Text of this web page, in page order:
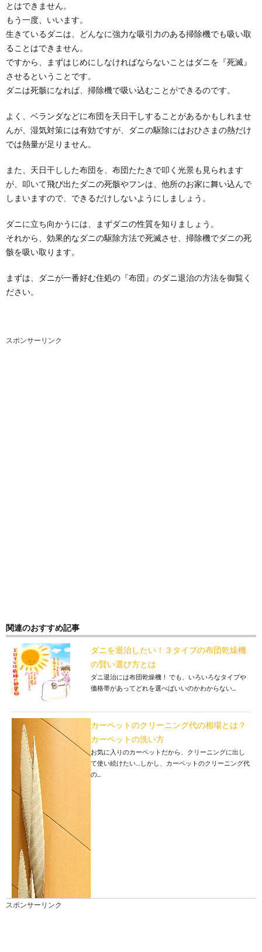
とはできません。
もう一度、いいます。
生きているダニは、どんなに強力な吸引力のある掃除機でも吸い取
ることはできません。
ですから、まずはじめにしなければならないことはダニを『死滅』
させるということです。
ダニは死骸になれば、掃除機で吸い込むことができるのです。
よく、ベランダなどに布団を天日干しすることがあるかもしれませ
んが、湿気対策には有効ですが、ダニの駆除にはおひさまの熱だけ
では熱量が足りません。
また、天日干しした布団を、布団たたきで叩く光景も見られます
が、叩いて飛び出たダニの死骸やフンは、他所のお家に舞い込んで
しまいますので、できるだけしないようにしましょう。
ダニに立ち向かうには、まずダニの性質を知りましょう。
それから、効果的なダニの駆除方法で死滅させ、掃除機でダニの死
骸を吸い取ります。
まずは、ダニが一番好む住処の『布団』のダニ退治の方法を御覧く
ださい。
スポンサーリンク
関連のおすすめ記事
ダニを退治したい！３タイプの布団乾燥機
の賢い選び方とは
ダニ退治には布団乾燥機！ でも、いろいろなタイプや
価格帯があってどれを選べばいいのかわからない...
カーペットのクリーニング代の相場とは？
カーペットの洗い方
お気に入りのカーペットだから、クリーニングに出し
て使い続けたい…しかし、カーペットのクリーニング代
の...
スポンサーリンク